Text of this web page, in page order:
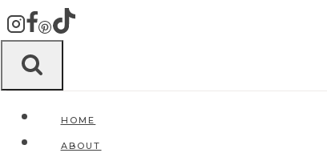
Zum
Inhalt
springen
HOME
ABOUT